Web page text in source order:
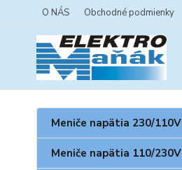
O NÁS Obchodné podmienky
Meniče napätia 230/110V
Meniče napätia 110/230V